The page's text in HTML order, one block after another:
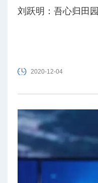
刘跃明：吾心归田园
2020-12-04